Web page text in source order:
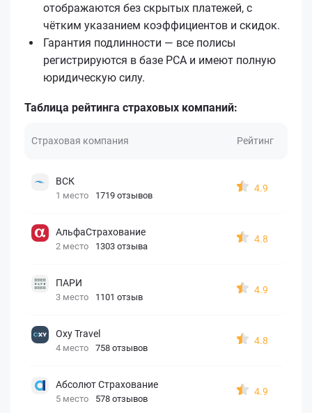
отображаются без скрытых платежей, с
чётким указанием коэффициентов и скидок.
Гарантия подлинности — все полисы
регистрируются в базе РСА и имеют полную
юридическую силу.
Таблица рейтинга страховых компаний:
Страховая компания Рейтинг
ВСК
1 место 1719 отзывов
4.9
АльфаСтрахование
2 место 1303 отзыва
4.8
ПАРИ
3 место 1101 отзыв
4.9
Oxy Travel
4 место 758 отзывов
4.8
Абсолют Страхование
5 место 578 отзывов
4.9